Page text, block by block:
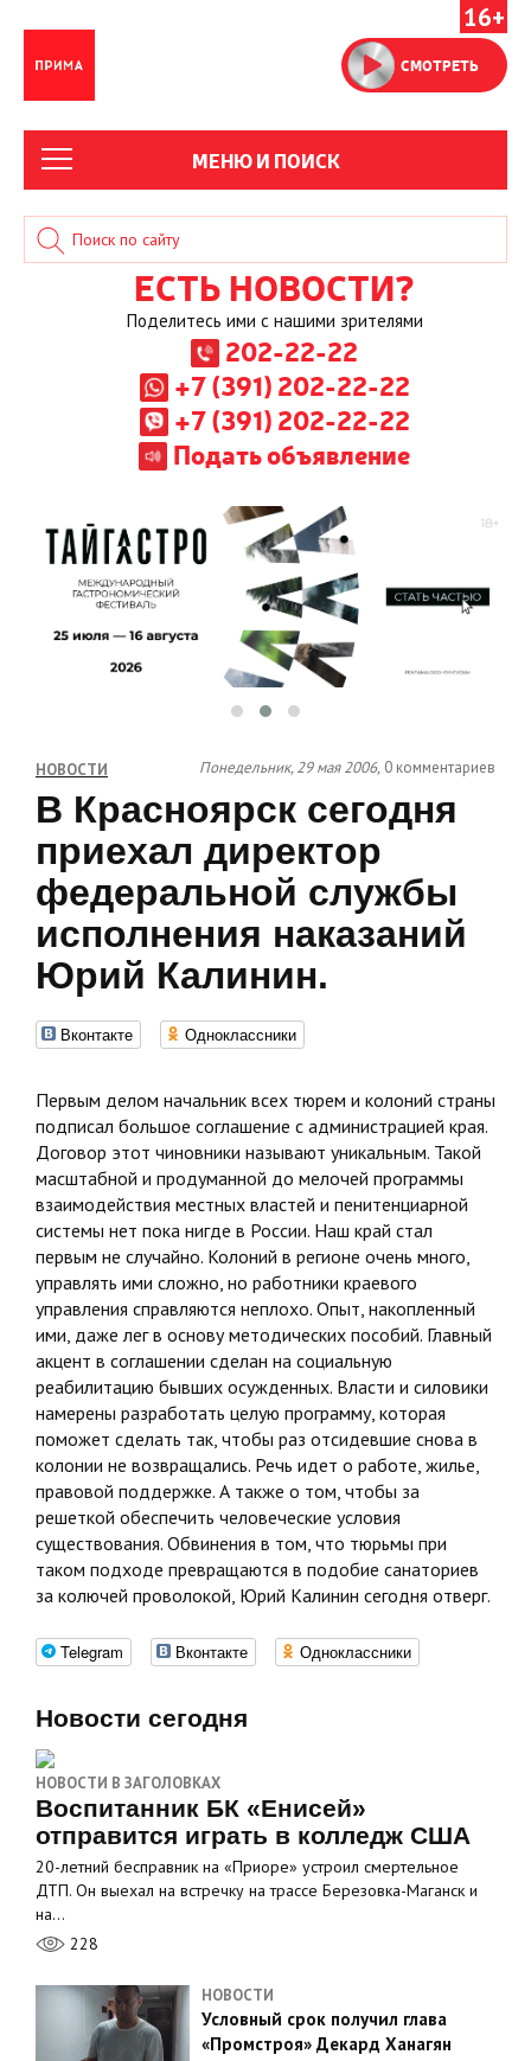
16+
СМОТРЕТЬ
МЕНЮ И ПОИСК
ЕСТЬ НОВОСТИ?
Поделитесь ими с нашими зрителями
202-22-22
+7 (391) 202-22-22
+7 (391) 202-22-22
Подать объявление
НОВОСТИ Понедельник, 29 мая 2006, 0 комментариев
В Красноярск сегодня
приехал директор
федеральной службы
исполнения наказаний
Юрий Калинин.
Вконтакте Одноклассники
Первым делом начальник всех тюрем и колоний страны
подписал большое соглашение с администрацией края.
Договор этот чиновники называют уникальным. Такой
масштабной и продуманной до мелочей программы
взаимодействия местных властей и пенитенциарной
системы нет пока нигде в России. Наш край стал
первым не случайно. Колоний в регионе очень много,
управлять ими сложно, но работники краевого
управления справляются неплохо. Опыт, накопленный
ими, даже лег в основу методических пособий. Главный
акцент в соглашении сделан на социальную
реабилитацию бывших осужденных. Власти и силовики
намерены разработать целую программу, которая
поможет сделать так, чтобы раз отсидевшие снова в
колонии не возвращались. Речь идет о работе, жилье,
правовой поддержке. А также о том, чтобы за
решеткой обеспечить человеческие условия
существования. Обвинения в том, что тюрьмы при
таком подходе превращаются в подобие санаториев
за колючей проволокой, Юрий Калинин сегодня отверг.
Telegram Вконтакте Одноклассники
Новости сегодня
НОВОСТИ В ЗАГОЛОВКАХ
Воспитанник БК «Енисей»
отправится играть в колледж США
20-летний бесправник на «Приоре» устроил смертельное
ДТП. Он выехал на встречку на трассе Березовка-Маганск и
на…
228
НОВОСТИ
Условный срок получил глава
«Промстроя» Декард Ханагян